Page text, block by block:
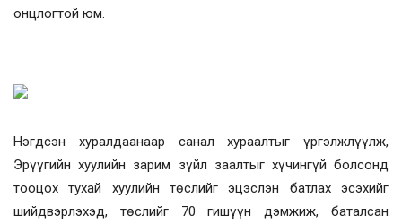
онцлогтой юм.
Нэгдсэн хуралдаанаар санал хураалтыг үргэлжлүүлж,
Эрүүгийн хуулийн зарим зүйл заалтыг хүчингүй болсонд
тооцох тухай хуулийн төслийг эцэслэн батлах эсэхийг
шийдвэрлэхэд, төслийг 70 гишүүн дэмжиж, баталсан